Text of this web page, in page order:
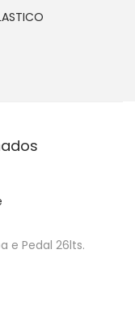
e Pedal 26lts.